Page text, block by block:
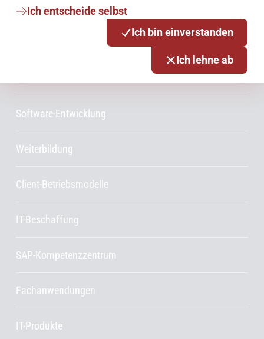
Ich entscheide selbst
Ich bin einverstanden
Ich lehne ab
Projektmanagement
Software-Entwicklung
Weiterbildung
Client-Betriebsmodelle
IT-Beschaffung
SAP-Kompetenzzentrum
Fachanwendungen
IT-Produkte